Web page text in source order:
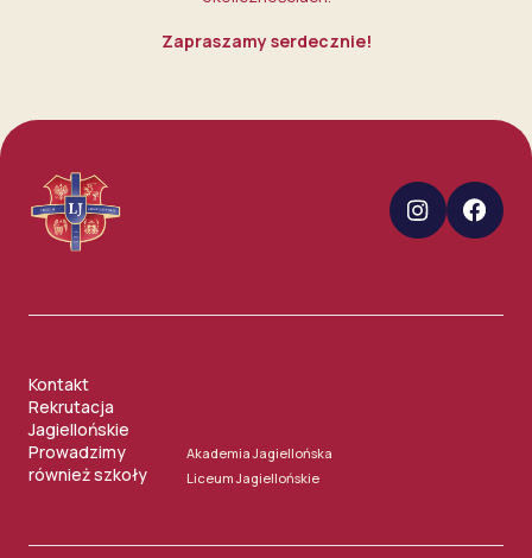
Zapraszamy serdecznie!
Kontakt
Rekrutacja
Jagiellońskie
Prowadzimy
również szkoły
Akademia Jagiellońska
Liceum Jagiellońskie